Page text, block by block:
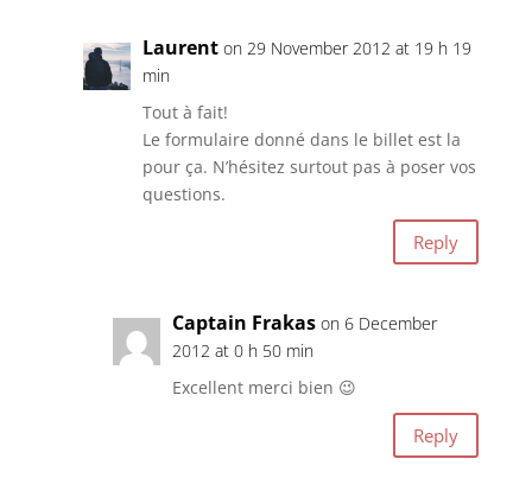
Laurent on 29 November 2012 at 19 h 19
min
Tout à fait!
Le formulaire donné dans le billet est la
pour ça. N’hésitez surtout pas à poser vos
questions.
Reply
Captain Frakas on 6 December
2012 at 0 h 50 min
Excellent merci bien 😉
Reply